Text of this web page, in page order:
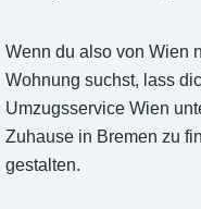
Wenn du also von Wien
Wohnung suchst, lass
Umzugsservice Wien
Zuhause in Bremen zu
gestalten.